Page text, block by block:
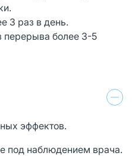
3 раз в день.
перерыва более 3-5
эффектов.
под наблюдением врача.